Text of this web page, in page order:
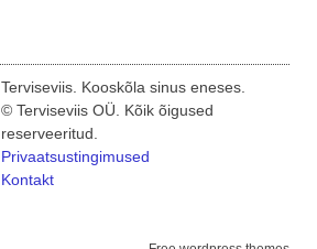
Terviseviis. Kooskõla sinus eneses.
© Terviseviis OÜ. Kõik õigused
reserveeritud.
Privaatsustingimused
Kontakt